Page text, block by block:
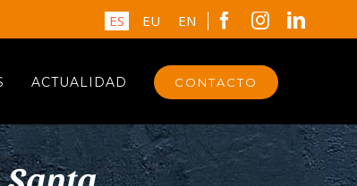
Facebook
Instagram
EU
ES EN
ACTUALIDAD CONTACTO